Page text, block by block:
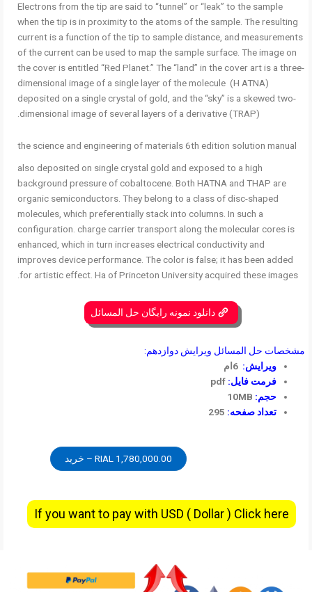
Electrons from the tip are said to “tunnel” or “leak” to the sample
when the tip is in proximity to the atoms of the sample. The resulting
current is a function of the tip to sample distance, and measurements
of the current can be used to map the sample surface. The image on
the cover is entitled “Red Planet.” The “land” in the cover art is a three-
dimensional image of a single layer of the molecule (H ATNA)
deposited on a single crystal of gold, and the “sky” is a skewed two-
dimensional image of several layers of a derivative (TRAP).
the science and engineering of materials 6th edition solution manual
also deposited on single crystal gold and exposed to a high
background pressure of cobaltocene. Both HATNA and THAP are
organic semiconductors. They belong to a class of disc-shaped
molecules, which preferentially stack into columns. In such a
configuration. charge carrier transport along the molecular cores is
enhanced, which in turn increases electrical conductivity and
improves device performance. The color is false; it has been added
for artistic effect. Ha of Princeton University acquired these images.
دانلود نمونه رایگان حل المسائل
مشخصات حل المسائل ویرایش دوازدهم:
ویرایش: 6ام
فرمت فایل: pdf
حجم:
تعداد صفحه:
1,780,000.00 RIAL – خرید
If you want to pay with USD ( Dollar ) Click here